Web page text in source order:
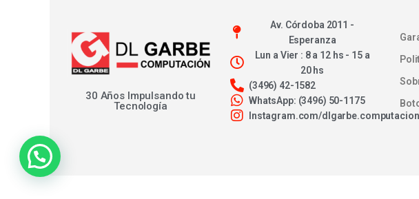
30 Años Impulsando tu
Tecnología
Av. Córdoba 2011 -
Esperanza
Lun a Vier : 8 a 12 hs - 15 a
20 hs
(3496) 42-1582
WhatsApp: (3496) 50-1175
Instagram.com/dlgarbe.computacion